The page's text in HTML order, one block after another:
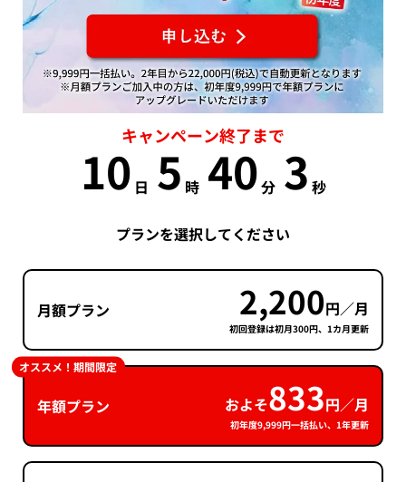
キャンペーン終了まで
10 日 5 時 40分 2 秒
プランを選択してください
月額プラン 2,200円／月
初回登録は初月300円、1カ月更新
年額プラン およそ833円／月
初年度9,999円一括払い、1年更新
オススメ！期間限定